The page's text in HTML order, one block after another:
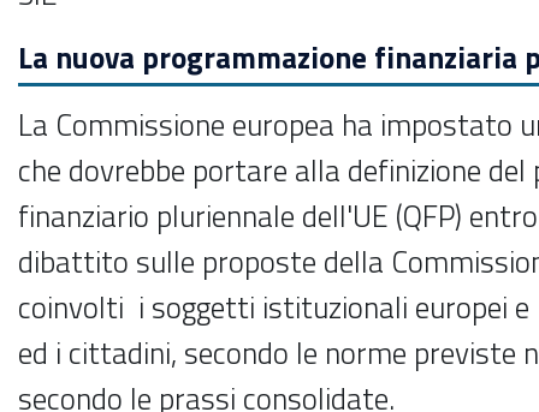
La nuova programmazione finanziaria
La Commissione europea ha impostato
che dovrebbe portare alla definizione
finanziario pluriennale dell'UE (QFP)
dibattito sulle proposte della
coinvolti i soggetti istituzionali europei
ed i cittadini, secondo le norme previste
secondo le prassi consolidate.